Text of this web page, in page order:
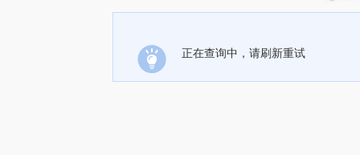
正在查询中，请刷新重试